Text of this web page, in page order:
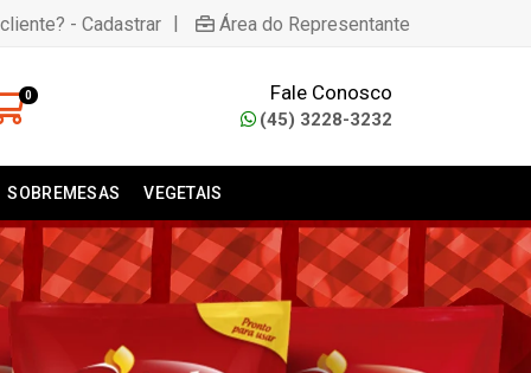
- Cadastrar | Área do Representante
0 Fale Conosco
(45) 3228-3232
SOBREMESAS VEGETAIS